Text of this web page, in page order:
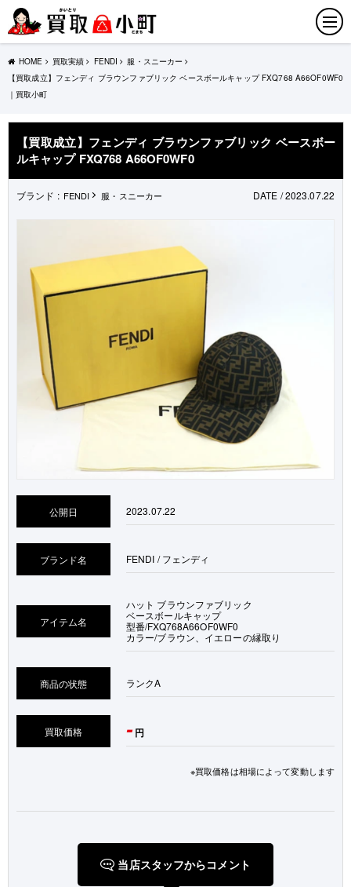
HOME 買取実績 FENDI
服・スニーカー
【買取成立】フェンディ ブラウンファブリック ベースボールキャップ FXQ768 A66OF0WF0
｜買取小町
【買取成立】フェンディ ブラウンファブリック ベースボー
ルキャップ FXQ768 A66OF0WF0
ブランド : FENDI 服・スニーカー DATE / 2023.07.22
公開日 2023.07.22
ブランド名 FENDI / フェンディ
アイテム名
ハット ブラウンファブリック
ベースボールキャップ
型番/FXQ768A66OF0WF0
カラー/ブラウン、イエローの縁取り
商品の状態 ランクA
買取価格 - 円
※買取価格は相場によって変動します
当店スタッフからコメント